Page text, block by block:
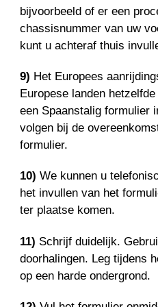
bijvoorbeeld of er een
chassisnummer van uw
kunt u achteraf thuis
9) Het Europees
Europese landen
een Spaanstalig formulier
volgen bij de
formulier.
10) We kunnen u
het invullen van het
ter plaatse komen.
11) Schrijf duidelijk.
doorhalingen. Leg tijdens
op een harde ondergrond.